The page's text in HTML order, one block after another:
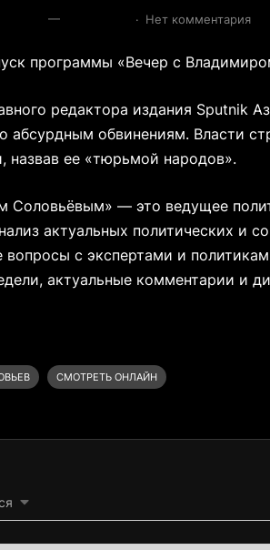
— · Нет комментария
программы «Вечер с
редактора издания Sputnik
абсурдным обвинениям. Власти
назвав ее «тюрьмой народов».
Соловьёвым» — это ведущее
актуальных политических
с экспертами и
актуальные комментарии и
СМОТРЕТЬ ОНЛАЙН